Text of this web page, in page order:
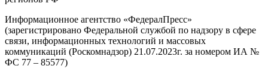
Информационное агентство «ФедералПресс»
(зарегистрировано Федеральной службой по надзору в сфере
связи, информационных технологий и массовых
коммуникаций (Роскомнадзор) 21.07.2023г. за номером ИА №
ФС 77 – 85577)